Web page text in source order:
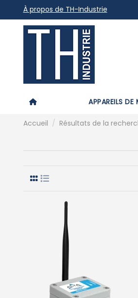
À propos de TH-Industrie
APPAREILS DE
Accueil Résultats de la